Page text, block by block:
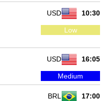
10:30
USD
Low
16:05
USD
Medium
17:00
BRL